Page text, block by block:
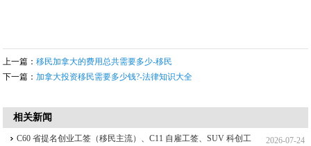
上一篇：移民加拿大的费用总共需要多少-移民
下一篇：加拿大投资移民需要多少钱?-法律知识大全
相关新闻
2026-07-24
C60 省提名创业工签（移民主流）、C11 自雇工签、SUV 科创工